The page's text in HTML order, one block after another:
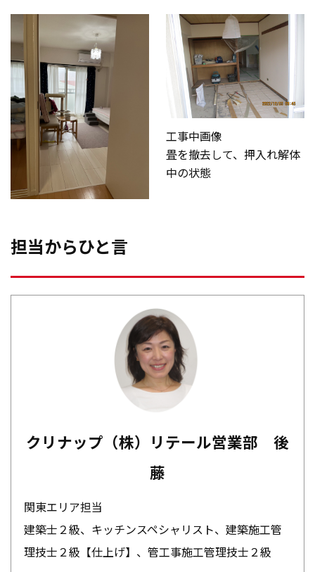
工事中画像
畳を撤去して、押入れ解体
中の状態
担当からひと言
クリナップ（株）リテール営業部 後
藤
関東エリア担当
建築士２級、キッチンスペシャリスト、建築施工管
理技士２級【仕上げ】、管工事施工管理技士２級